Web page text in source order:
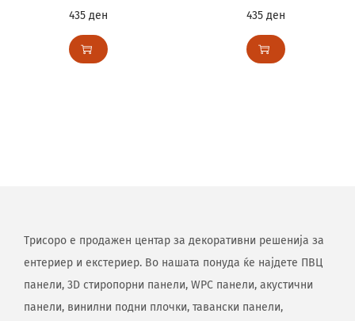
435ден
435ден
Трисоро е продажен центар за декоративни решенија за
ентериер и екстериер. Во нашата понуда ќе најдете ПВЦ
панели, 3D стиропорни панели, WPC панели, акустични
панели, винилни подни плочки, тавански панели,